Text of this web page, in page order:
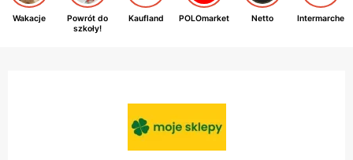
Wakacje
Powrót do
szkoły!
Kaufland POLOmarket Netto Intermarche